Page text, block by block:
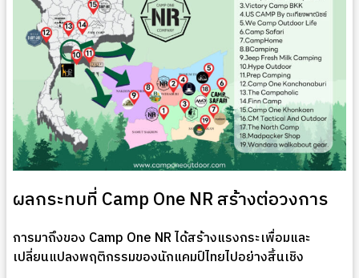
ผลกระทบที่ Camp One NR สร้างต่อวงการ
การมาถึงของ Camp One NR ได้สร้างแรงกระเพื่อมและ
เปลี่ยนแปลงพฤติกรรมของนักแคมป์ไทยไปอย่างสิ้นเชิง